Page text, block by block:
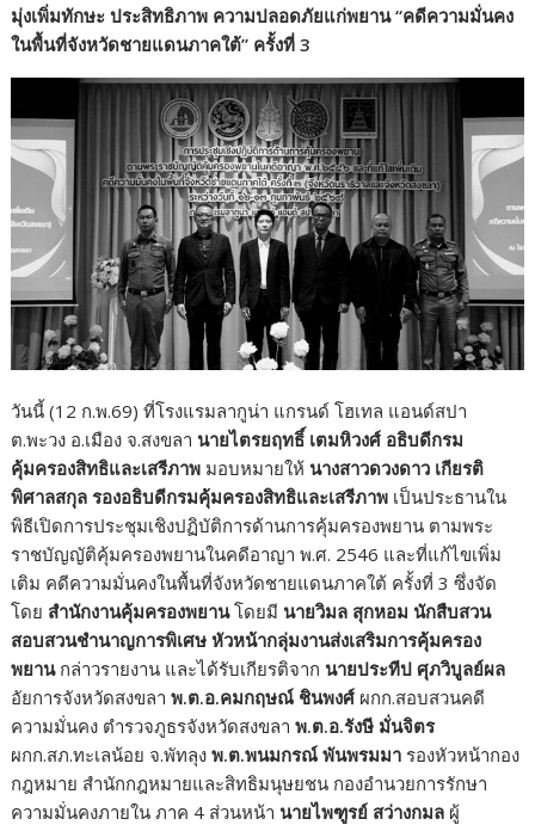
มุ่งเพิ่มทักษะ ประสิทธิภาพ ความปลอดภัยแก่พยาน“คดีความมั่นคง
ในพื้นที่จังหวัดชายแดนภาคใต้” ครั้งที่ 3
วันนี้ (12 ก.พ.69) ที่โรงแรมลากูน่า แกรนด์ โฮเทล แอนด์สปา
ต.พะวง อ.เมือง จ.สงขลา นายไตรยฤทธิ์ เตมหิวงศ์ อธิบดีกรม
คุ้มครองสิทธิและเสรีภาพ มอบหมายให้ นางสาวดวงดาว เกียรติ
พิศาลสกุล รองอธิบดีกรมคุ้มครองสิทธิและเสรีภาพ เป็นประธานใน
พิธีเปิดการประชุมเชิงปฏิบัติการด้านการคุ้มครองพยาน ตามพระ
ราชบัญญัติคุ้มครองพยานในคดีอาญา พ.ศ. 2546 และที่แก้ไขเพิ่ม
เติม คดีความมั่นคงในพื้นที่จังหวัดชายแดนภาคใต้ ครั้งที่ 3 ซึ่งจัด
โดย สำนักงานคุ้มครองพยานโดยมี นายวิมล สุกหอม นักสืบสวน
สอบสวนชำนาญการพิเศษ หัวหน้ากลุ่มงานส่งเสริมการคุ้มครอง
พยานกล่าวรายงาน และได้รับเกียรติจาก นายประทีป ศุภวิบูลย์ผล
อัยการจังหวัดสงขลาพ.ต.อ.คมกฤษณ์ ชินพงศ์ ผกก.สอบสวนคดี
ความมั่นคง ตำรวจภูธรจังหวัดสงขลาพ.ต.อ.รังษี มั่นจิตร
ผกก.สภ.ทะเลน้อย จ.พัทลุงพ.ต.พนมกรณ์ พันพรมมา รองหัวหน้ากอง
กฎหมาย สำนักกฎหมายและสิทธิมนุษยชน กองอำนวยการรักษา
ความมั่นคงภายใน ภาค 4 ส่วนหน้า นายไพฑูรย์ สว่างกมล ผู้